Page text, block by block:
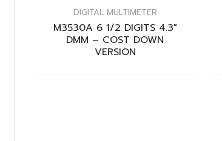
DIGITAL MULTIMETER
M3530A 6 1/2 DIGITS 4.3″
DMM – COST DOWN
VERSION